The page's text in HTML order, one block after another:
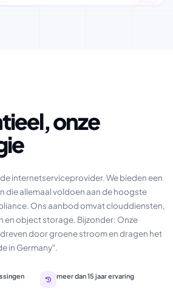
internetserviceprovider. We bieden een
die allemaal voldoen aan de hoogste
Ons aanbod omvat clouddiensten,
object storage. Bijzonder: Onze
door groene stroom en dragen het
in Germany".
meer dan 15 jaar ervaring